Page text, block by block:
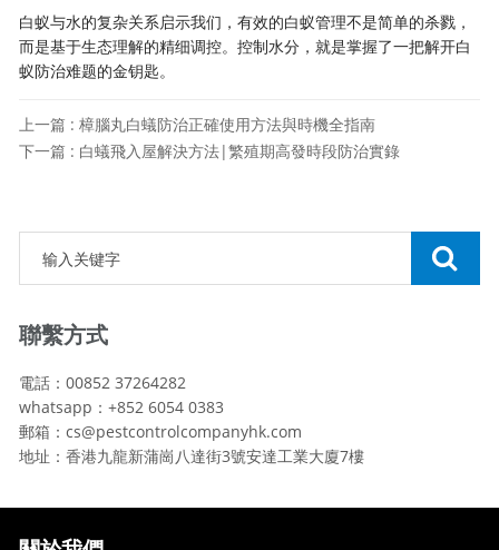
白蚁与水的复杂关系启示我们，有效的白蚁管理不是简单的杀戮，
而是基于生态理解的精细调控。控制水分，就是掌握了一把解开白
蚁防治难题的金钥匙。
上一篇 : 樟腦丸白蟻防治正確使用方法與時機全指南
下一篇 : 白蟻飛入屋解決方法|繁殖期高發時段防治實錄
聯繫方式
電話：00852 37264282
whatsapp：+852 6054 0383
郵箱：cs@pestcontrolcompanyhk.com
地址：香港九龍新蒲崗八達街3號安達工業大廈7樓